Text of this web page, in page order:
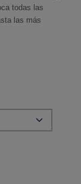
todas las
las más